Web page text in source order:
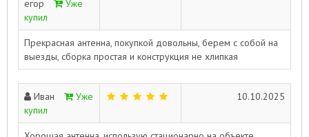
егор
Уже
купил
Прекрасная антенна, покупкой довольны, берем с собой на
выезды, сборка простая и конструкция не хлипкая
Иван
Уже
купил
10.10.2025